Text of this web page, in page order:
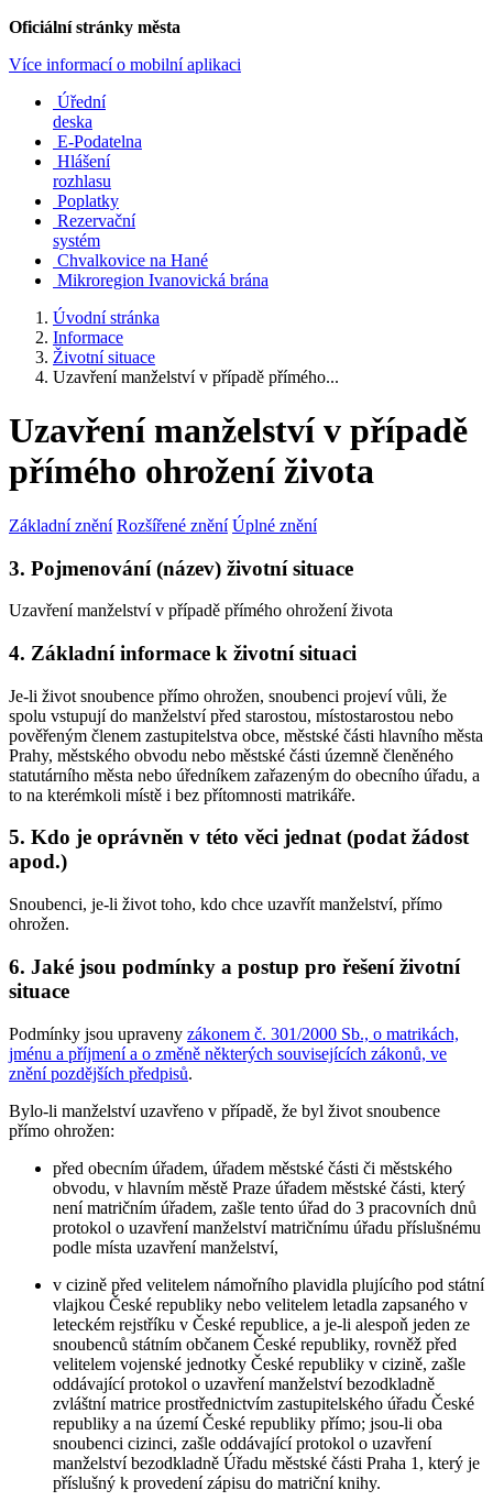
Oficiální stránky města
Více informací o mobilní aplikaci
Úřední
deska
E-Podatelna
Hlášení
rozhlasu
Poplatky
Rezervační
systém
Chvalkovice na Hané
Mikroregion Ivanovická brána
Úvodní stránka
Informace
Životní situace
Uzavření manželství v případě přímého...
Uzavření manželství v případě
přímého ohrožení života
Základní znění Rozšířené znění Úplné znění
3. Pojmenování (název) životní situace
Uzavření manželství v případě přímého ohrožení života
4. Základní informace k životní situaci
Je-li život snoubence přímo ohrožen, snoubenci projeví vůli, že
spolu vstupují do manželství před starostou, místostarostou nebo
pověřeným členem zastupitelstva obce, městské části hlavního města
Prahy, městského obvodu nebo městské části územně členěného
statutárního města nebo úředníkem zařazeným do obecního úřadu, a
to na kterémkoli místě i bez přítomnosti matrikáře.
5. Kdo je oprávněn v této věci jednat (podat žádost
apod.)
Snoubenci, je-li život toho, kdo chce uzavřít manželství, přímo
ohrožen.
6. Jaké jsou podmínky a postup pro řešení životní
situace
Podmínky jsou upraveny zákonem č. 301/2000 Sb., o matrikách,
jménu a příjmení a o změně některých souvisejících zákonů, ve
znění pozdějších předpisů.
Bylo-li manželství uzavřeno v případě, že byl život snoubence
přímo ohrožen:
před obecním úřadem, úřadem městské části či městského
obvodu, v hlavním městě Praze úřadem městské části, který
není matričním úřadem, zašle tento úřad do 3 pracovních dnů
protokol o uzavření manželství matričnímu úřadu příslušnému
podle místa uzavření manželství,
v cizině před velitelem námořního plavidla plujícího pod státní
vlajkou České republiky nebo velitelem letadla zapsaného v
leteckém rejstříku v České republice, a je-li alespoň jeden ze
snoubenců státním občanem České republiky, rovněž před
velitelem vojenské jednotky České republiky v cizině, zašle
oddávající protokol o uzavření manželství bezodkladně
zvláštní matrice prostřednictvím zastupitelského úřadu České
republiky a na území České republiky přímo; jsou-li oba
snoubenci cizinci, zašle oddávající protokol o uzavření
manželství bezodkladně Úřadu městské části Praha 1, který je
příslušný k provedení zápisu do matriční knihy.